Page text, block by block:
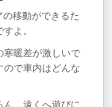
移動ができるた
よ。
寒暖差が激しいで
で車内はどんな
、遠くへ遊びに